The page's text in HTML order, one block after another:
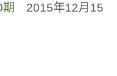
期 2015年12月15